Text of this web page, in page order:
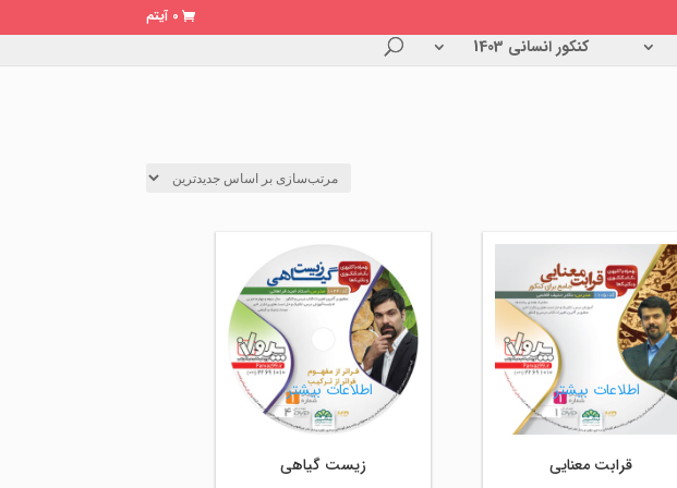
0 آیتم
کنکور انسانی 1403
اطلاعات بیشتر
قرابت معنایی
اطلاعات بیشتر
زیست گیاهی